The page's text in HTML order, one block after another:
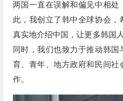
两国一直在误解和偏见中相处
此，我创立了韩中全球协会，
真实地介绍中国，让更多韩国
同时，我们也致力于推动韩
育、青年、地方政府和民间社
作。